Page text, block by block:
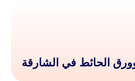
الحائط في الشارقة